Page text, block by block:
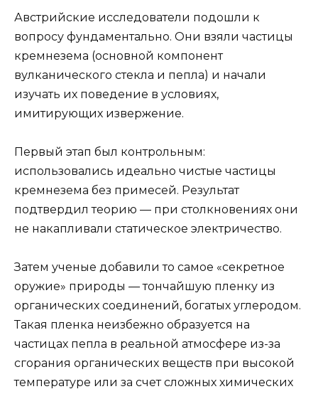
Австрийские исследователи подошли к
вопросу фундаментально. Они взяли частицы
кремнезема (основной компонент
вулканического стекла и пепла) и начали
изучать их поведение в условиях,
имитирующих извержение.
Первый этап был контрольным:
использовались идеально чистые частицы
кремнезема без примесей. Результат
подтвердил теорию — при столкновениях они
не накапливали статическое электричество.
Затем ученые добавили то самое «секретное
оружие» природы — тончайшую пленку из
органических соединений, богатых углеродом.
Такая пленка неизбежно образуется на
частицах пепла в реальной атмосфере из-за
сгорания органических веществ при высокой
температуре или за счет сложных химических